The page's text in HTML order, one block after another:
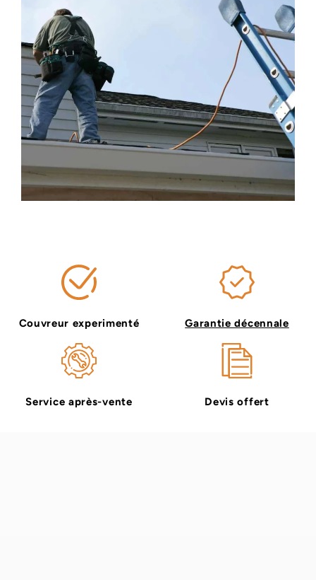
Couvreur experimenté Garantie décennale
Service après-vente Devis offert